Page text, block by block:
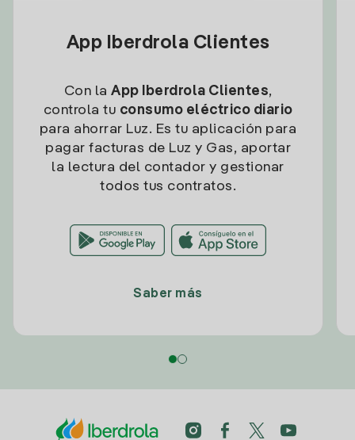
App Iberdrola Clientes
Con la App Iberdrola Clientes,
controla tu consumo eléctrico diario
para ahorrar Luz. Es tu aplicación para
pagar facturas de Luz y Gas, aportar
la lectura del contador y gestionar
todos tus contratos.
Saber más